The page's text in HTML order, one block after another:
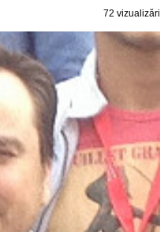
72 vizualizări